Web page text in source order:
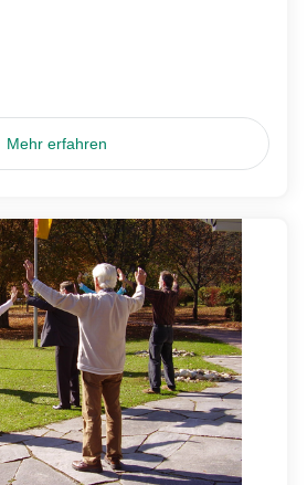
Mehr erfahren